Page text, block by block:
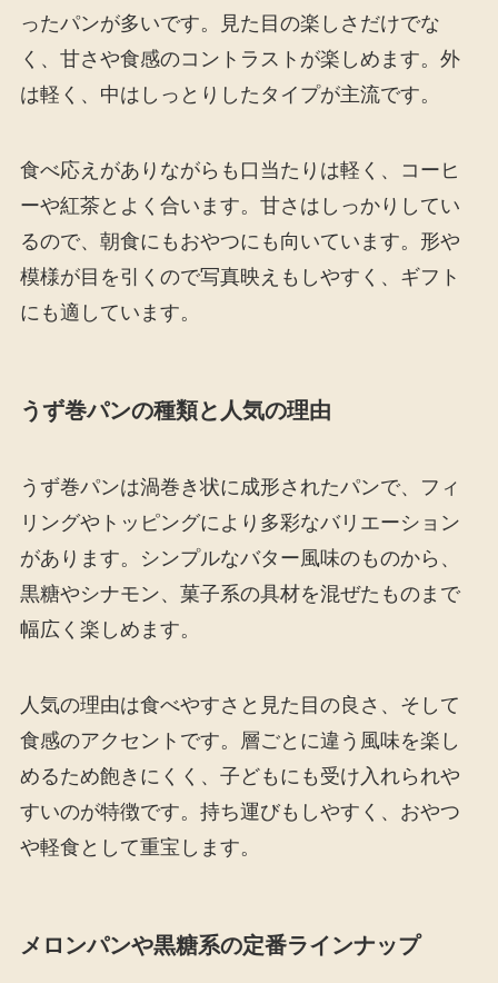
ったパンが多いです。見た目の楽しさだけでな
く、甘さや食感のコントラストが楽しめます。外
は軽く、中はしっとりしたタイプが主流です。
食べ応えがありながらも口当たりは軽く、コーヒ
ーや紅茶とよく合います。甘さはしっかりしてい
るので、朝食にもおやつにも向いています。形や
模様が目を引くので写真映えもしやすく、ギフト
にも適しています。
うず巻パンの種類と人気の理由
うず巻パンは渦巻き状に成形されたパンで、フィ
リングやトッピングにより多彩なバリエーション
があります。シンプルなバター風味のものから、
黒糖やシナモン、菓子系の具材を混ぜたものまで
幅広く楽しめます。
人気の理由は食べやすさと見た目の良さ、そして
食感のアクセントです。層ごとに違う風味を楽し
めるため飽きにくく、子どもにも受け入れられや
すいのが特徴です。持ち運びもしやすく、おやつ
や軽食として重宝します。
メロンパンや黒糖系の定番ラインナップ